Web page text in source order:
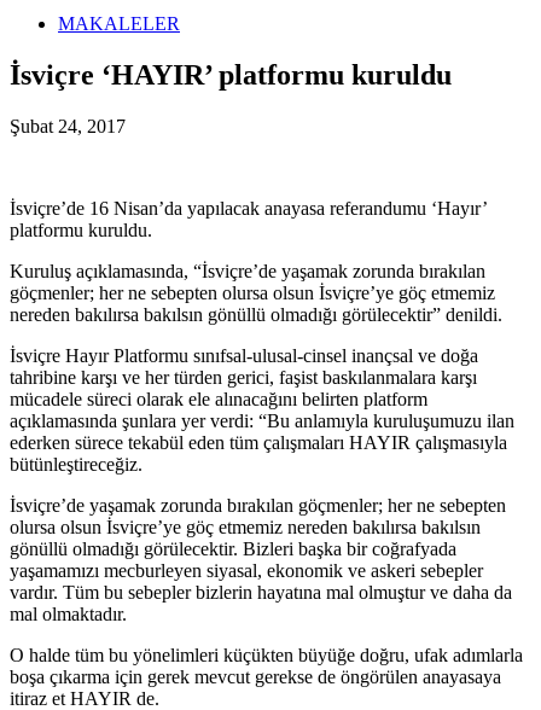
MAKALELER
İsviçre ‘HAYIR’ platformu kuruldu
Şubat 24, 2017
İsviçre’de 16 Nisan’da yapılacak anayasa referandumu ‘Hayır’
platformu kuruldu.
Kuruluş açıklamasında, “İsviçre’de yaşamak zorunda bırakılan
göçmenler; her ne sebepten olursa olsun İsviçre’ye göç etmemiz
nereden bakılırsa bakılsın gönüllü olmadığı görülecektir” denildi.
İsviçre Hayır Platformu sınıfsal-ulusal-cinsel inançsal ve doğa
tahribine karşı ve her türden gerici, faşist baskılanmalara karşı
mücadele süreci olarak ele alınacağını belirten platform
açıklamasında şunlara yer verdi: “Bu anlamıyla kuruluşumuzu ilan
ederken sürece tekabül eden tüm çalışmaları HAYIR çalışmasıyla
bütünleştireceğiz.
İsviçre’de yaşamak zorunda bırakılan göçmenler; her ne sebepten
olursa olsun İsviçre’ye göç etmemiz nereden bakılırsa bakılsın
gönüllü olmadığı görülecektir. Bizleri başka bir coğrafyada
yaşamamızı mecburleyen siyasal, ekonomik ve askeri sebepler
vardır. Tüm bu sebepler bizlerin hayatına mal olmuştur ve daha da
mal olmaktadır.
O halde tüm bu yönelimleri küçükten büyüğe doğru, ufak adımlarla
boşa çıkarma için gerek mevcut gerekse de öngörülen anayasaya
itiraz et HAYIR de.